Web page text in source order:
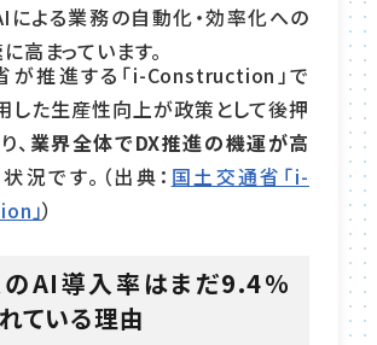
による業務の自動化・効率化への
高まっています。
が推進する「i-Construction」で
した生産性向上が政策として後押
、 業界全体でDX推進の機運が高
状況です。（出典： 国土交通省「i-
」）
AI導入率はまだ9.4％
いる理由